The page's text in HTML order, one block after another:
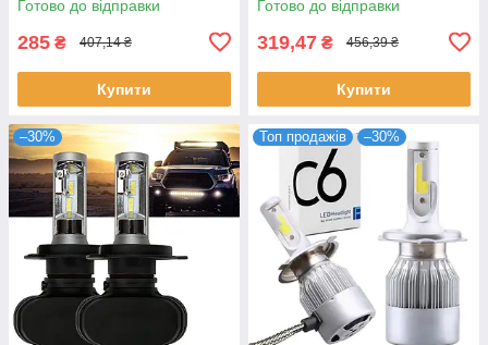
Готово до відправки
285 ₴ 407,14 ₴
Купити
лампи
Готово до відправки
319,47 ₴ 456,39 ₴
Купити
–30% Топ продажів –30%